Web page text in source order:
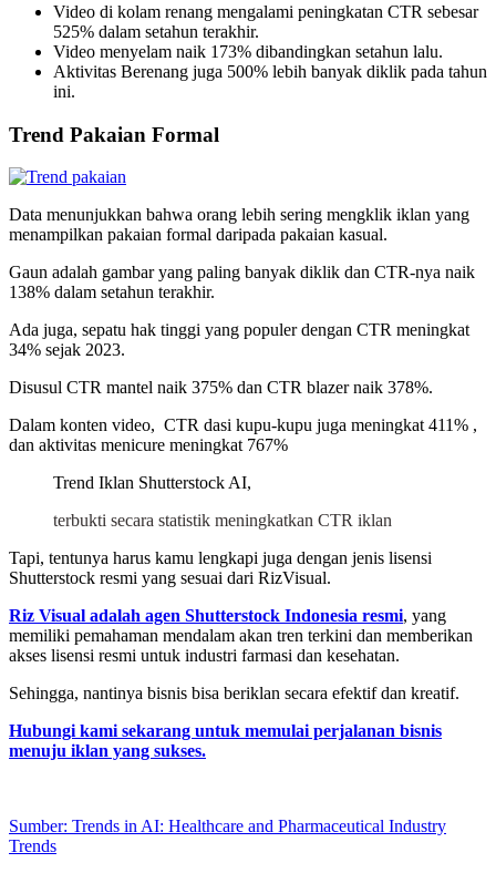
Video di kolam renang mengalami peningkatan CTR sebesar
525% dalam setahun terakhir.
Video menyelam naik 173% dibandingkan setahun lalu.
Aktivitas Berenang juga 500% lebih banyak diklik pada tahun
ini.
Trend Pakaian Formal
Data menunjukkan bahwa orang lebih sering mengklik iklan yang
menampilkan pakaian formal daripada pakaian kasual.
Gaun adalah gambar yang paling banyak diklik dan CTR-nya naik
138% dalam setahun terakhir.
Ada juga, sepatu hak tinggi yang populer dengan CTR meningkat
34% sejak 2023.
Disusul CTR mantel naik 375% dan CTR blazer naik 378%.
Dalam konten video, CTR dasi kupu-kupu juga meningkat 411% ,
dan aktivitas menicure meningkat 767%
Trend Iklan Shutterstock AI,
terbukti secara statistik meningkatkan CTR iklan
Tapi, tentunya harus kamu lengkapi juga dengan jenis lisensi
Shutterstock resmi yang sesuai dari RizVisual.
Riz Visual adalah agen Shutterstock Indonesia resmi, yang
memiliki pemahaman mendalam akan tren terkini dan memberikan
akses lisensi resmi untuk industri farmasi dan kesehatan.
Sehingga, nantinya bisnis bisa beriklan secara efektif dan kreatif.
Hubungi kami sekarang untuk memulai perjalanan bisnis
menuju iklan yang sukses.
Sumber: Trends in AI: Healthcare and Pharmaceutical Industry
Trends